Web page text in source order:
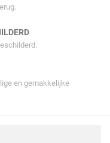
en gemakkelijke